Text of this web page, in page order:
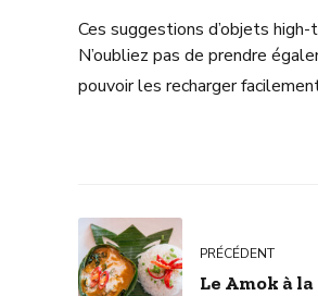
Ces suggestions d’objets
N’oubliez pas de prendre
pouvoir les recharger
PRÉCÉDENT
Le Amok à